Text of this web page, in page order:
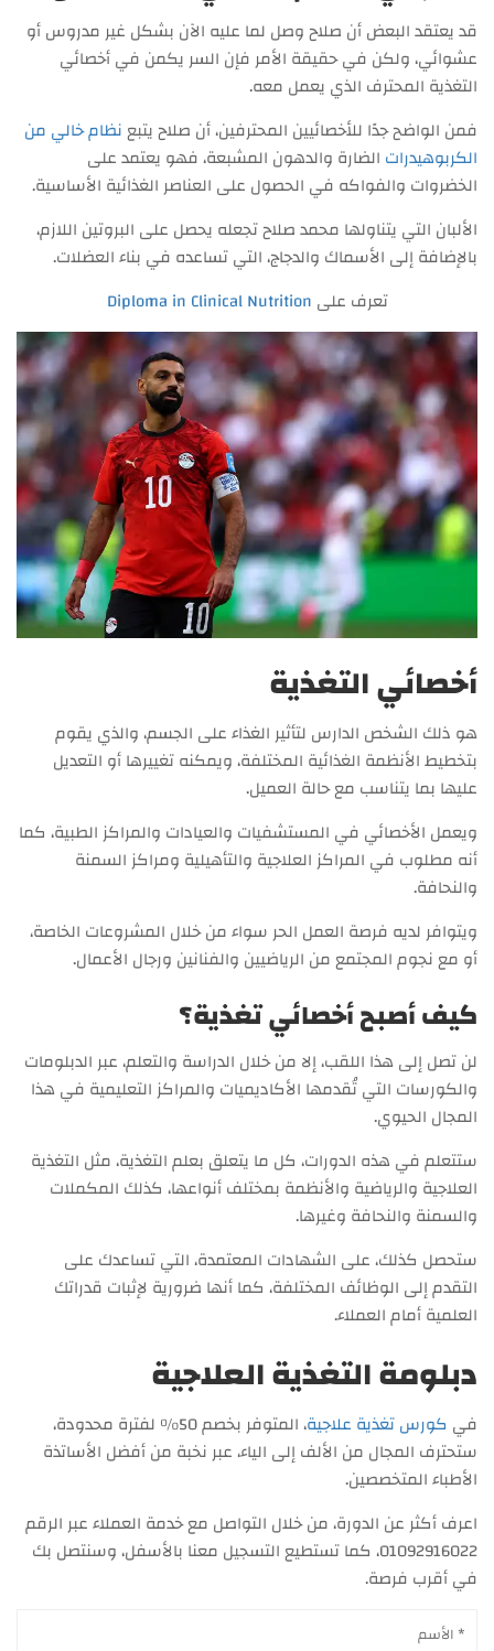
قد يعتقد البعض أن صلاح وصل لما عليه الآن بشكل غير مدروس أو
عشوائي، ولكن في حقيقة الأمر فإن السر يكمن في أخصائي
التغذية المحترف الذي يعمل معه.
فمن الواضح جدًا للأخصائيين المحترفين، أن صلاح يتبعنظام خالي من
الكربوهيدرات الضارة والدهون المشبعة، فهو يعتمد على
الخضروات والفواكه في الحصول على العناصر الغذائية الأساسية.
الألبان التي يتناولها محمد صلاح تجعله يحصل على البروتين اللازم،
بالإضافة إلى الأسماك والدجاج، التي تساعده في بناء العضلات.
تعرف على Diploma in Clinical Nutrition
أخصائي التغذية
هو ذلك الشخص الدارس لتأثير الغذاء على الجسم، والذي يقوم
بتخطيط الأنظمة الغذائية المختلفة، ويمكنه تغييرها أو التعديل
عليها بما يتناسب مع حالة العميل.
ويعمل الأخصائي في المستشفيات والعيادات والمراكز الطبية، كما
أنه مطلوب في المراكز العلاجية والتأهيلية ومراكز السمنة
والنحافة.
ويتوافر لديه فرصة العمل الحر سواء من خلال المشروعات الخاصة،
أو مع نجوم المجتمع من الرياضيين والفنانين ورجال الأعمال.
كيف أصبح أخصائي تغذية؟
لن تصل إلى هذا اللقب، إلا من خلال الدراسة والتعلم، عبر الدبلومات
والكورسات التي تُقدمها الأكاديميات والمراكز التعليمية في هذا
المجال الحيوي.
ستتعلم في هذه الدورات، كل ما يتعلق بعلم التغذية، مثل التغذية
العلاجية والرياضية والأنظمة بمختلف أنواعها، كذلك المكملات
والسمنة والنحافة وغيرها.
ستحصل كذلك، على الشهادات المعتمدة، التي تساعدك على
التقدم إلى الوظائف المختلفة، كما أنها ضرورية لإثبات قدراتك
العلمية أمام العملاء.
دبلومة التغذية العلاجية
في كورس تغذية علاجية
، المتوفر بخصم 50% لفترة محدودة،
ستحترف المجال من الألف إلى الياء، عبر نخبة من أفضل الأساتذة
الأطباء المتخصصين.
اعرف أكثر عن الدورة، من خلال التواصل مع خدمة العملاء عبر الرقم
01092916022، كما تستطيع التسجيل معنا بالأسفل، وسنتصل بك
في أقرب فرصة.